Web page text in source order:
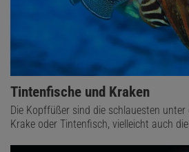
Tintenfische und Kraken
Die Kopffüßer sind die schlauesten unter
Krake oder Tintenfisch, vielleicht auch